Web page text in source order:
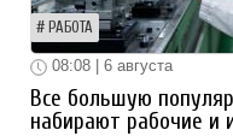
РАБОТА
08:08 | 6 августа
Все большую
набирают рабочие и